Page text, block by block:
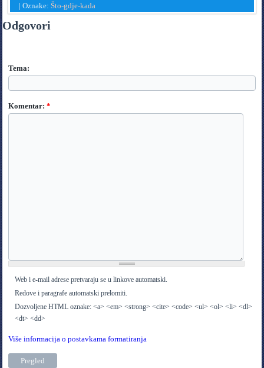
|Oznake:Što-gdje-kada
Odgovori
Tema:
Komentar:*
Web i e-mail adrese pretvaraju se u linkove automatski.
Redove i paragrafe automatski prelomiti.
Dozvoljene HTML oznake: <a> <em> <strong> <cite> <code> <ul> <ol> <li> <dl>
<dt> <dd>
Više informacija o postavkama formatiranja